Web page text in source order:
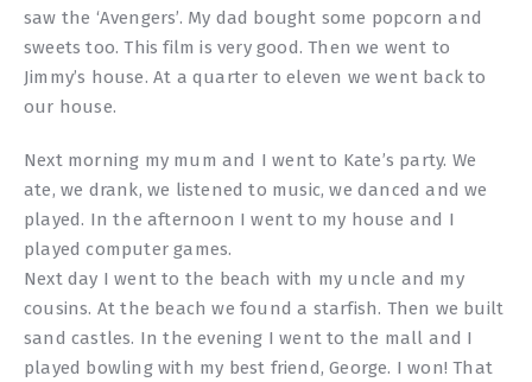
saw the ‘Avengers’. My dad bought some popcorn and
sweets too. This film is very good. Then we went to
Jimmy’s house. At a quarter to eleven we went back to
our house.
Next morning my mum and I went to Kate’s party. We
ate, we drank, we listened to music, we danced and we
played. In the afternoon I went to my house and I
played computer games.
Next day I went to the beach with my uncle and my
cousins. At the beach we found a starfish. Then we built
sand castles. In the evening I went to the mall and I
played bowling with my best friend, George. I won! That